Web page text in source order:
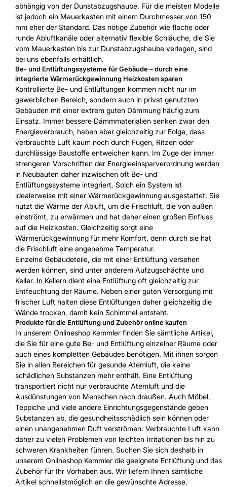
abhängig von der Dunstabzugshaube. Für die meisten Modelle
ist jedoch ein Mauerkasten mit einem Durchmesser von 150
mm eher der Standard. Das nötige Zubehör wie flache oder
runde Abluftkanäle oder alternativ flexible Schläuche, die Sie
vom Mauerkasten bis zur Dunstabzugshaube verlegen, sind
bei uns ebenfalls erhältlich.
Be- und Entlüftungssysteme für Gebäude – durch eine
integrierte Wärmerückgewinnung Heizkosten sparen
Kontrollierte Be- und Entlüftungen kommen nicht nur im
gewerblichen Bereich, sondern auch in privat genutzten
Gebäuden mit einer extrem guten Dämmung häufig zum
Einsatz. Immer bessere Dämmmaterialien senken zwar den
Energieverbrauch, haben aber gleichzeitig zur Folge, dass
verbrauchte Luft kaum noch durch Fugen, Ritzen oder
durchlässige Baustoffe entweichen kann. Im Zuge der immer
strengeren Vorschriften der Energieeinsparverordnung werden
in Neubauten daher inzwischen oft Be- und
Entlüftungssysteme integriert. Solch ein System ist
idealerweise mit einer Wärmerückgewinnung ausgestattet. Sie
nutzt die Wärme der Abluft, um die Frischluft, die von außen
einströmt, zu erwärmen und hat daher einen großen Einfluss
auf die Heizkosten. Gleichzeitig sorgt eine
Wärmerückgewinnung für mehr Komfort, denn durch sie hat
die Frischluft eine angenehme Temperatur.
Einzelne Gebäudeteile, die mit einer Entlüftung versehen
werden können, sind unter anderem Aufzugschächte und
Keller. In Kellern dient eine Entlüftung oft gleichzeitig zur
Entfeuchtung der Räume. Neben einer guten Versorgung mit
frischer Luft halten diese Entlüftungen daher gleichzeitig die
Wände trocken, damit kein Schimmel entsteht.
Produkte für die Entlüftung und Zubehör online kaufen
In unserem Onlineshop Kemmler finden Sie sämtliche Artikel,
die Sie für eine gute Be- und Entlüftung einzelner Räume oder
auch eines kompletten Gebäudes benötigen. Mit ihnen sorgen
Sie in allen Bereichen für gesunde Atemluft, die keine
schädlichen Substanzen mehr enthält. Eine Entlüftung
transportiert nicht nur verbrauchte Atemluft und die
Ausdünstungen von Menschen nach draußen. Auch Möbel,
Teppiche und viele andere Einrichtungsgegenstände geben
Substanzen ab, die gesundheitsschädlich sein können oder
einen unangenehmen Duft verströmen. Verbrauchte Luft kann
daher zu vielen Problemen von leichten Irritationen bis hin zu
schweren Krankheiten führen. Suchen Sie sich deshalb in
unserem Onlineshop Kemmler die geeignete Entlüftung und das
Zubehör für Ihr Vorhaben aus. Wir liefern Ihnen sämtliche
Artikel schnellstmöglich an die gewünschte Adresse.